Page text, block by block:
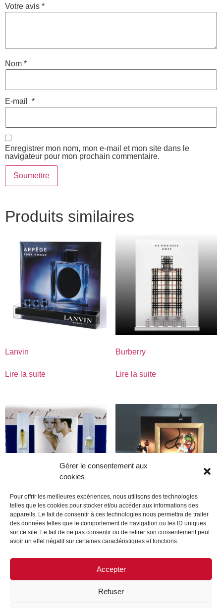
Gérer le consentement aux
cookies
Pour offrir les meilleures expériences, nous utilisons des technologies
telles que les cookies pour stocker et/ou accéder aux informations des
appareils. Le fait de consentir à ces technologies nous permettra de traiter
des données telles que le comportement de navigation ou les ID uniques
sur ce site. Le fait de ne pas consentir ou de retirer son consentement peut
avoir un effet négatif sur certaines caractéristiques et fonctions.
Accepter
Refuser
Votre avis *
Nom *
E-mail *
Enregistrer mon nom, mon e-mail et mon site dans le
navigateur pour mon prochain commentaire.
Produits similaires
Lanvin
Lire la suite
Burberry
Lire la suite
Dupont
Lire la suite
Dior
Lire la suite